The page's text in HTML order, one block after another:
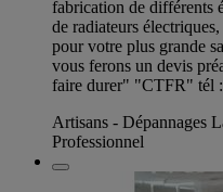
fabrication de différents
de radiateurs
pour votre plus grande
vous ferons un devis
faire durer" "CTFR" tél
Artisans - Dépannages
Professionnel